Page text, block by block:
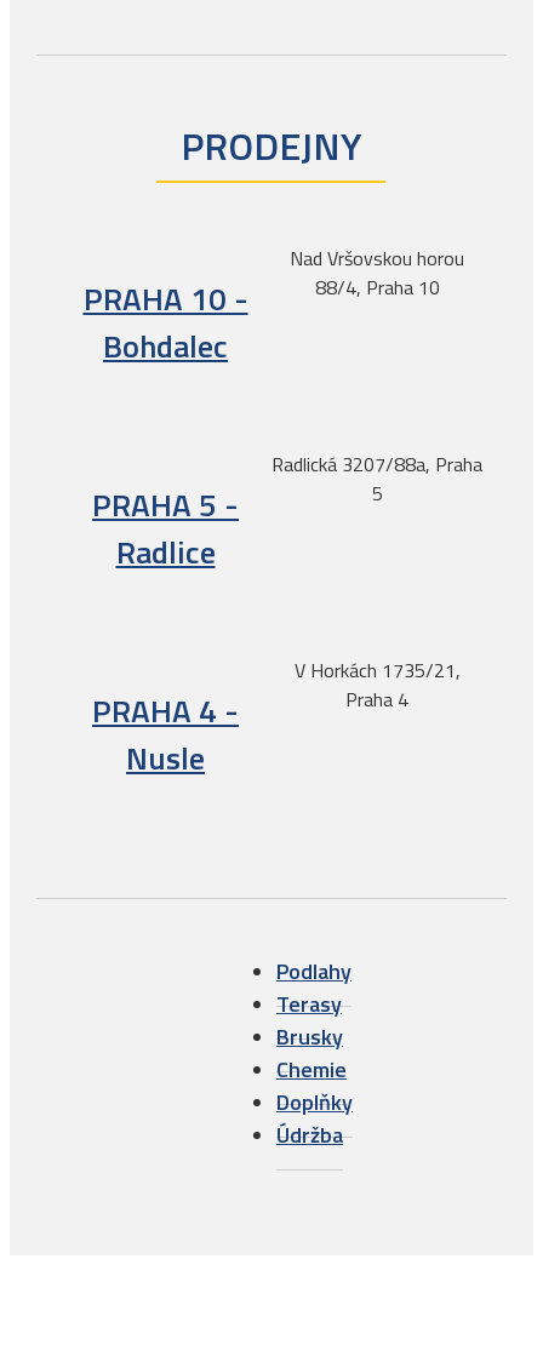
PRODEJNY
PRAHA 10 -
Bohdalec
Nad Vršovskou horou
88/4, Praha 10
PRAHA 5 -
Radlice
Radlická 3207/88a, Praha
5
PRAHA 4 -
Nusle
V Horkách 1735/21,
Praha 4
Podlahy
Terasy
Brusky
Chemie
Doplňky
Údržba